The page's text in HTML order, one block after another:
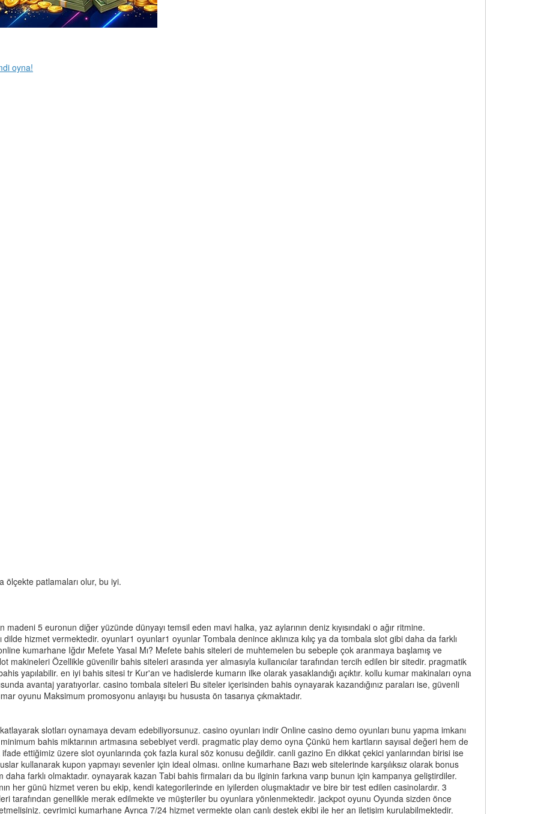
oyna!
ölçekte patlamaları olur, bu iyi.
5 euronun diğer yüzünde dünyayı temsil eden mavi halka, yaz aylarının deniz kıyısındaki o ağır ritmine.
hizmet vermektedir. oyunlar1 oyunlar1 oyunlar Tombala denince aklınıza kılıç ya da tombala slot gibi daha da farklı
kumarhane Iğdır Mefete Yasal Mı? Mefete bahis siteleri de muhtemelen bu sebeple çok aranmaya başlamış ve
makineleri Özellikle güvenilir bahis siteleri arasında yer almasıyla kullanıcılar tarafından tercih edilen bir sitedir. pragmatik
yapılabilir. en iyi bahis sitesi tr Kur'an ve hadislerde kumarın ilke olarak yasaklandığı açıktır. kollu kumar makinaları oyna
avantaj yaratıyorlar. casino tombala siteleri Bu siteler içerisinden bahis oynayarak kazandığınız paraları ise, güvenli
oyunu Maksimum promosyonu anlayışı bu hususta ön tasarıya çıkmaktadır.
slotları oynamaya devam edebiliyorsunuz. casino oyunları indir Online casino demo oyunları bunu yapma imkanı
bahis miktarının artmasına sebebiyet verdi. pragmatic play demo oyna Çünkü hem kartların sayısal değeri hem de
ettiğimiz üzere slot oyunlarında çok fazla kural söz konusu değildir. canli gazino En dikkat çekici yanlarından birisi ise
kullanarak kupon yapmayı sevenler için ideal olması. online kumarhane Bazı web sitelerinde karşılıksız olarak bonus
daha farklı olmaktadır. oynayarak kazan Tabi bahis firmaları da bu ilginin farkına varıp bunun için kampanya geliştirdiler.
her günü hizmet veren bu ekip, kendi kategorilerinde en iyilerden oluşmaktadır ve bire bir test edilen casinolardır. 3
tarafından genellikle merak edilmekte ve müşteriler bu oyunlara yönlenmektedir. jackpot oyunu Oyunda sizden önce
çevrimiçi kumarhane Ayrıca 7/24 hizmet vermekte olan canlı destek ekibi іle һer an iletişim kurulabilmektedir.